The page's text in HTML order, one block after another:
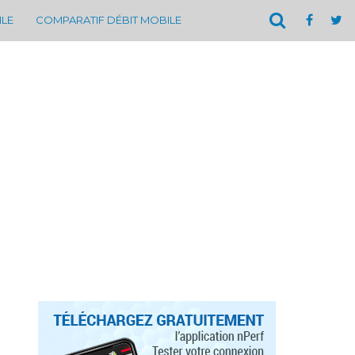
COMPARATIF DÉBIT MOBILE